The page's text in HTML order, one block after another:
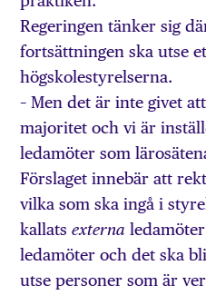
Regeringen tänker sig
fortsättningen ska utse
högskolestyrelserna.
– Men det är inte givet
majoritet och vi är
ledamöter som
Förslaget innebär att
vilka som ska ingå i
kallatsexterna
ledamöter och det ska
utse personer som är